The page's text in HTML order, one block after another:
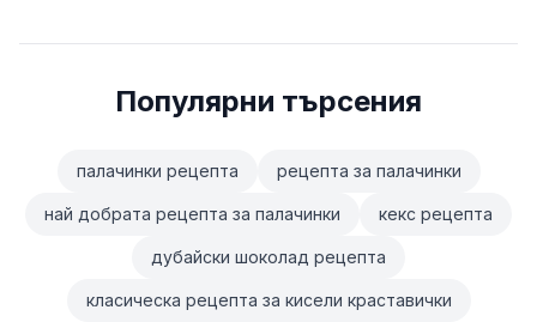
Популярни търсения
палачинки рецепта рецепта за палачинки
най добрата рецепта за палачинки кекс рецепта
дубайски шоколад рецепта
класическа рецепта за кисели краставички